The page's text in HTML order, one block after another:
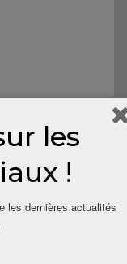
for the next
les
!
les dernières actualités